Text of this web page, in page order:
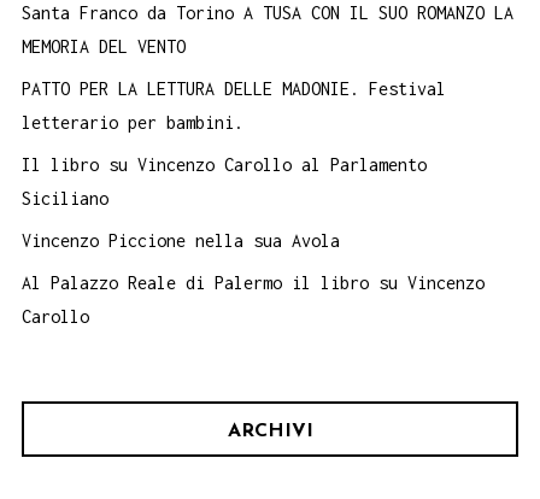
Santa Franco da Torino A TUSA CON IL SUO ROMANZO LA
MEMORIA DEL VENTO
PATTO PER LA LETTURA DELLE MADONIE. Festival
letterario per bambini.
Il libro su Vincenzo Carollo al Parlamento
Siciliano
Vincenzo Piccione nella sua Avola
Al Palazzo Reale di Palermo il libro su Vincenzo
Carollo
ARCHIVI